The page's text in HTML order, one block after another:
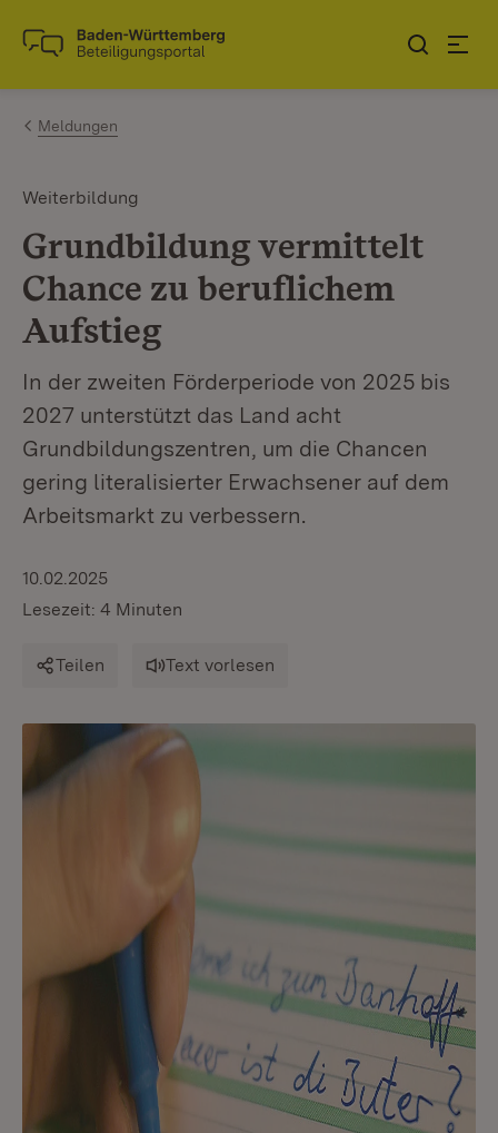
Zum Inhalt springen
Link zur Startseite
Meldungen
Weiterbildung
Grundbildung vermittelt
Chance zu beruflichem
Aufstieg
In der zweiten Förderperiode von 2025 bis
2027 unterstützt das Land acht
Grundbildungszentren, um die Chancen
gering literalisierter Erwachsener auf dem
Arbeitsmarkt zu verbessern.
10.02.2025
Lesezeit: 4 Minuten
Teilen Text vorlesen